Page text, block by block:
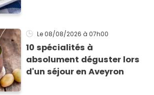
Le 08/08/2026 à 07h00
10 spécialités à
absolument déguster lors
d'un séjour en Aveyron